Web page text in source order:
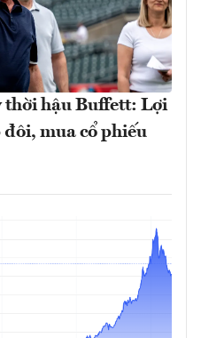
hậu Buffett: Lợi
mua cổ phiếu